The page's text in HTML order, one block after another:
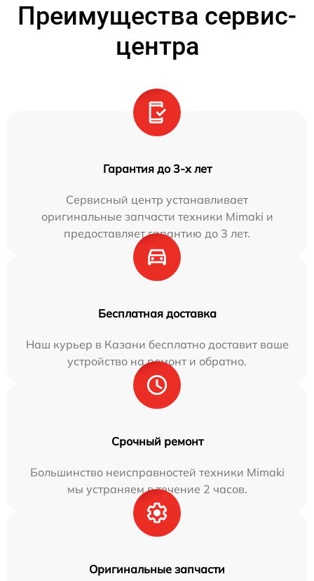
Преимущества сервис-
центра
Гарантия до 3-х лет
Сервисный центр устанавливает
оригинальные запчасти техники Mimaki и
предоставляет гарантию до 3 лет.
Бесплатная доставка
Наш курьер в Казани бесплатно доставит ваше
устройство на ремонт и обратно.
Срочный ремонт
Большинство неисправностей техники Mimaki
мы устраняем в течение 2 часов.
Оригинальные запчасти